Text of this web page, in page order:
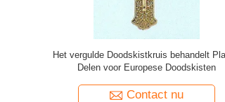
De Doodskistornamenten van
metaalhandvatten voor
Contact nu